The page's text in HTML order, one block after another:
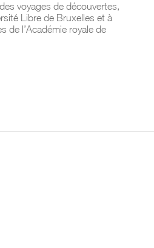
voyages de découvertes,
Libre de Bruxelles et à
de l’Académie royale de